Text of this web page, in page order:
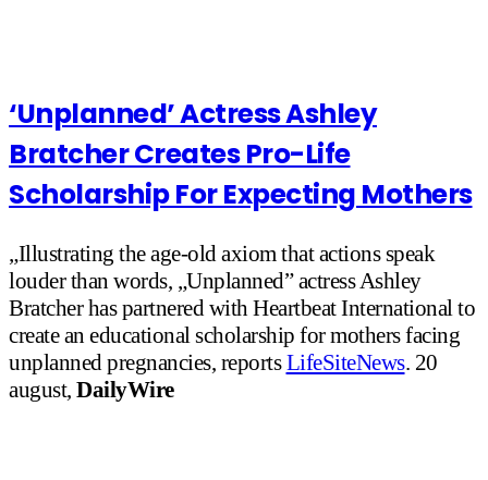
‘Unplanned’ Actress Ashley
Bratcher Creates Pro-Life
Scholarship For Expecting Mothers
„Illustrating the age-old axiom that actions speak
louder than words, „Unplanned” actress Ashley
Bratcher has partnered with Heartbeat International to
create an educational scholarship for mothers facing
unplanned pregnancies, reportsLifeSiteNews. 20
august, DailyWire